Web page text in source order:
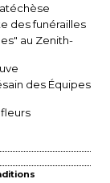
des funérailles
au Zenith-
des Équipes